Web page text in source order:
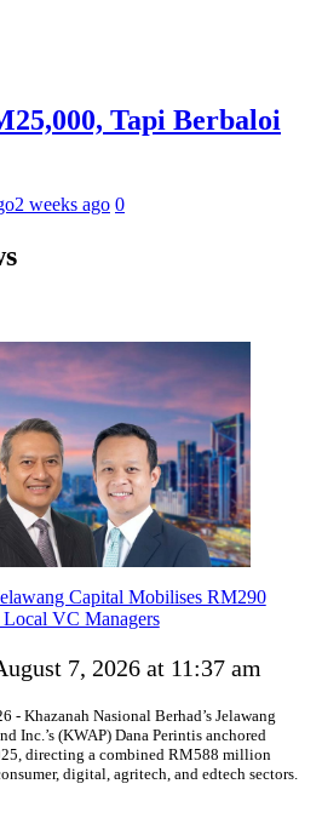
Tapi Berbaloi
2 weeks ago 0
Capital Mobilises RM290
VC Managers
7, 2026 at 11:37 am
Khazanah Nasional Berhad’s Jelawang
Inc.’s (KWAP) Dana Perintis anchored
directing a combined RM588 million
digital, agritech, and edtech sectors.